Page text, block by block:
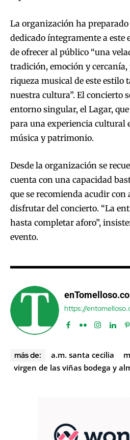
La organización ha
dedicado íntegramente a este
de ofrecer al público “una
tradición, emoción y
riqueza musical de este estilo
nuestra cultura”. El concierto
entorno singular, el Lagar,
para una experiencia cultural
música y patrimonio.
Desde la organización se
cuenta con una capacidad
que se recomienda acudir
disfrutar del concierto. “La
hasta completar aforo”,
evento.
https://
más de: a.m. santa cecilia
virgen de las viñas bodega y